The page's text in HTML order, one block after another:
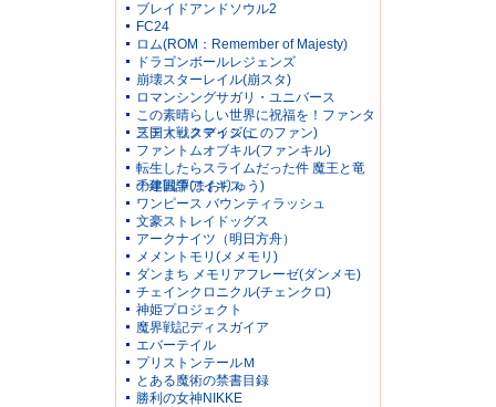
ブレイドアンドソウル2
FC24
ロム(ROM：Remember of Majesty)
ドラゴンボールレジェンズ
崩壊スターレイル(崩スタ)
ロマンシングサガリ・ユニバース
この素晴らしい世界に祝福を！ファンタ
スティックデイズ(このファン)
三国大戦スマッシュ
ファントムオブキル(ファンキル)
転生したらスライムだった件 魔王と竜
の建国譚(まおりゅう)
千年戦争アイギス
ワンピース バウンティラッシュ
文豪ストレイドッグス
アークナイツ（明日方舟）
メメントモリ(メメモリ)
ダンまち メモリアフレーゼ(ダンメモ)
チェインクロニクル(チェンクロ)
神姫プロジェクト
魔界戦記ディスガイア
エバーテイル
プリストンテールＭ
とある魔術の禁書目録
勝利の女神NIKKE